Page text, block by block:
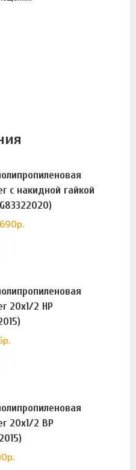
с накидной гайкой
р.
20х1/2 НР
р.
20х1/2 ВР
р.